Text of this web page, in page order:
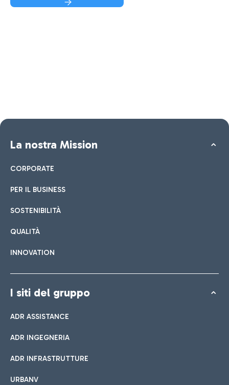
La nostra Mission
CORPORATE
PER IL BUSINESS
SOSTENIBILITÀ
QUALITÀ
INNOVATION
I siti del gruppo
ADR ASSISTANCE
ADR INGEGNERIA
ADR INFRASTRUTTURE
URBANV